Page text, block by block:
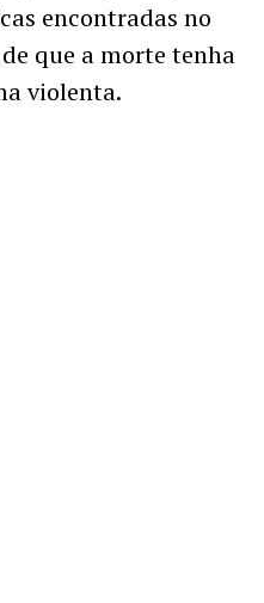
encontradas no
que a morte tenha
violenta.